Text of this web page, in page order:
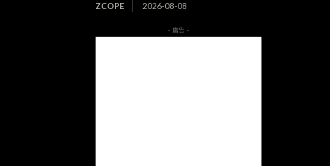
ZCOPE 2026-08-08
- 廣告 -